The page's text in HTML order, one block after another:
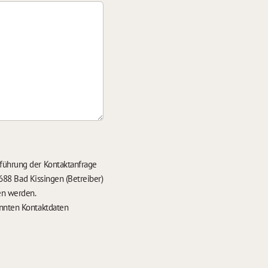
der Kontaktanfrage
Bad Kissingen (Betreiber)
werden.
Kontaktdaten